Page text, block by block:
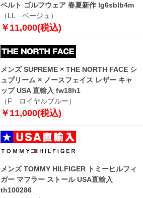
ベルト ゴルフウェア 春夏新作 lg6sblb4m
（LL ベージュ）
￥11,000(税込)
メンズ SUPREME × THE NORTH FACE シ
ュプリーム × ノースフェイス レザー キャ
ップ USA 直輸入 fw18h1
（F ロイヤルブルー）
￥11,000(税込)
メンズ TOMMY HILFIGER トミーヒルフィ
ガー マフラー ストール USA直輸入
th100286